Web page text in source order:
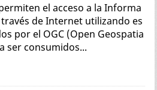
el acceso a la Informa
de Internet utilizando es
por el OGC (Open Geospatia
ser consumidos...